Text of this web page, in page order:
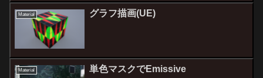
Material グラフ描画(UE)
Material 単色マスクでEmissive